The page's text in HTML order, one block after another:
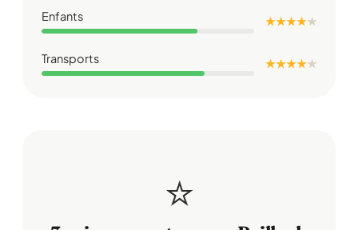
Enfants ★ ★ ★ ★★
Transports ★ ★ ★ ★★
⭐